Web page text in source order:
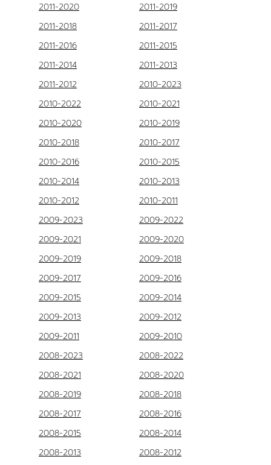
2011-2020
2011-2019
2011-2018
2011-2017
2011-2016
2011-2015
2011-2014
2011-2013
2011-2012
2010-2023
2010-2022
2010-2021
2010-2020
2010-2019
2010-2018
2010-2017
2010-2016
2010-2015
2010-2014
2010-2013
2010-2012
2010-2011
2009-2023
2009-2022
2009-2021
2009-2020
2009-2019
2009-2018
2009-2017
2009-2016
2009-2015
2009-2014
2009-2013
2009-2012
2009-2011
2009-2010
2008-2023
2008-2022
2008-2021
2008-2020
2008-2019
2008-2018
2008-2017
2008-2016
2008-2015
2008-2014
2008-2013
2008-2012